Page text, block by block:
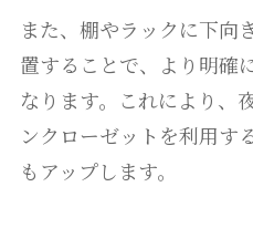
また、棚やラックに下向
置することで、より明確
なります。これにより、
ンクローゼットを利用す
もアップします。